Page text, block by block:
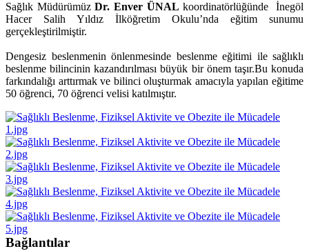
Sağlık MüdürümüzDr. Enver ÜNAL koordinatörlüğünde İnegöl
Hacer Salih Yıldız İlköğretim Okulu’nda eğitim sunumu
gerçekleştirilmiştir.
Dengesiz beslenmenin önlenmesinde beslenme eğitimi ile sağlıklı
beslenme bilincinin kazandırılması büyük bir önem taşır.Bu konuda
farkındalığı arttırmak ve bilinci oluşturmak amacıyla yapılan eğitime
50 öğrenci, 70 öğrenci velisi katılmıştır.
Bağlantılar